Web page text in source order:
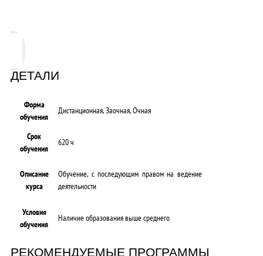
ДЕТАЛИ
Форма
обучения
Дистанционная, Заочная, Очная
Срок
обучения
620 ч
Описание
курса
Обучение, с последующим правом на ведение
деятельности
Условия
обучения
Наличие образования выше среднего
РЕКОМЕНДУЕМЫЕ ПРОГРАММЫ